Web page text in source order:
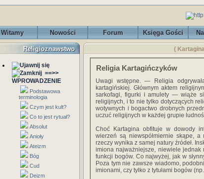
Witamy Nowości Forum Księga Gości
Religioznawstwo
==>>
WPROWADZENIE
Podstawowa
terminologia
Czym jest kult?
Co to jest rytuał?
Absolut
Anioły
Ateizm
Bóg
Cud
Deizm
(
Religia Kartagińczyków
Uwagi wstępne. — Religia
kartagińskiej. Głównym aktem
sarkofa­gi, figurki i amulety — wiąże
religijnych, i to nie tylko dotyczących
wotywnych i bogactwo drobnych
uczuć religijnych w każdej grupie
Choć Kartagina obfituje w dowody
wierzeń są niewspółmiernie skąpe,
rzeczy wynika z samej natury źródeł.
imiona najważniejsze, niewiele jednak
funkcji bogów. Co najwyżej, jak w
Poza tym nie zawsze wiadomo,
imionami, czy tylko z tytułami bogów